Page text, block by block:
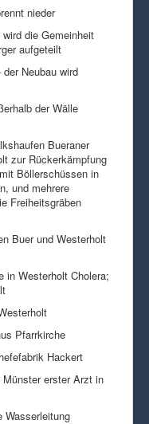
nieder
die Gemeinheit
aufgeteilt
Neubau wird
der Wälle
Bueraner
zur Rückerkämpfung
Böllerschüssen in
und mehrere
Freiheitsgräben
Buer und Westerholt
in Westerholt Cholera;
Pfarrkirche
Hackert
erster Arzt in
Wasserleitung